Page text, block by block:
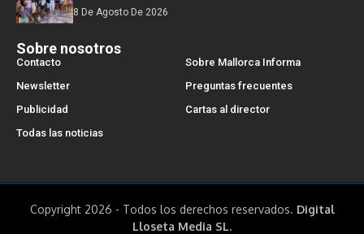
8 De Agosto De 2026
Sobre nosotros
Contacto
Sobre Mallorca Informa
Newsletter
Preguntas frecuentes
Publicidad
Cartas al director
Todas las noticias
Copyright 2026 - Todos los derechos reservados. Digital
Lloseta Media SL.